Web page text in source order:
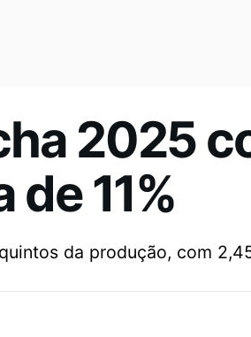
2025
de 11%
da produção, com